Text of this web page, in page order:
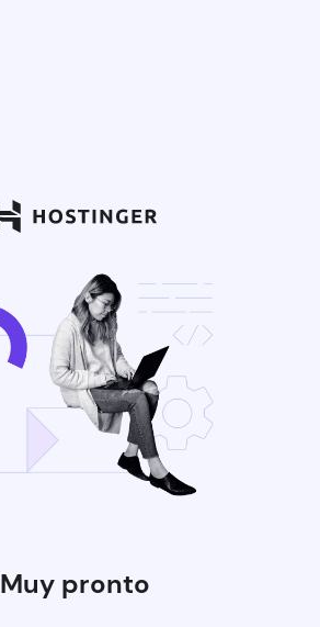
Muy pronto